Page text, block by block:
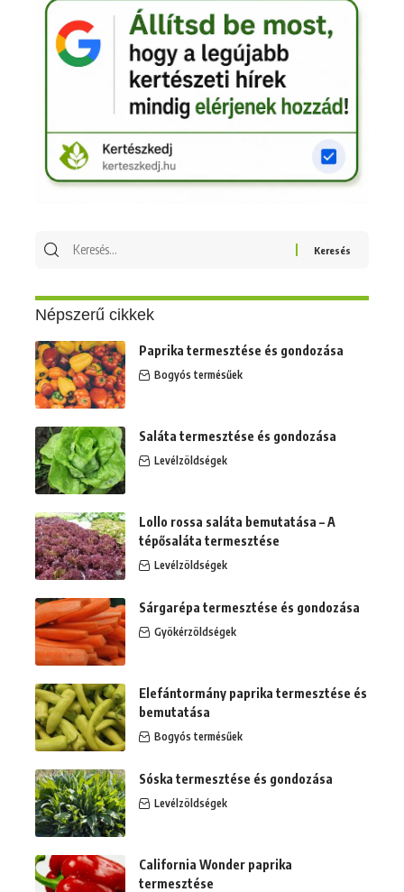
Keresés
Népszerű cikkek
Paprika termesztése és gondozása
Bogyós termésűek
Saláta termesztése és gondozása
Levélzöldségek
Lollo rossa saláta bemutatása – A
tépősaláta termesztése
Levélzöldségek
Sárgarépa termesztése és gondozása
Gyökérzöldségek
Elefántormány paprika termesztése és
bemutatása
Bogyós termésűek
Sóska termesztése és gondozása
Levélzöldségek
California Wonder paprika
termesztése